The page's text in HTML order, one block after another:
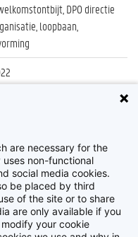
DPO directie
loopbaan,
nieuwe UGent
are necessary for the
non-functional
social media cookies.
be placed by third
of the site or to share
are only available if you
your cookie